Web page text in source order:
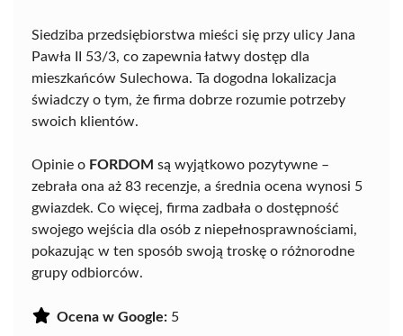
Siedziba przedsiębiorstwa mieści się przy ulicy Jana
Pawła II 53/3, co zapewnia łatwy dostęp dla
mieszkańców Sulechowa. Ta dogodna lokalizacja
świadczy o tym, że firma dobrze rozumie potrzeby
swoich klientów.
Opinie o FORDOM są wyjątkowo pozytywne –
zebrała ona aż 83 recenzje, a średnia ocena wynosi 5
gwiazdek. Co więcej, firma zadbała o dostępność
swojego wejścia dla osób z niepełnosprawnościami,
pokazując w ten sposób swoją troskę o różnorodne
grupy odbiorców.
Ocena w Google: 5